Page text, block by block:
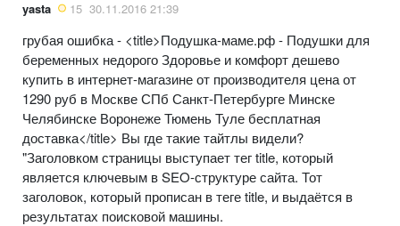
yasta 15 30.11.2016 21:39
грубая ошибка - <title>Подушка-маме.рф - Подушки для
беременных недорого Здоровье и комфорт дешево
купить в интернет-магазине от производителя цена от
1290 руб в Москве СПб Санкт-Петербурге Минске
Челябинске Воронеже Тюмень Туле бесплатная
доставка</title> Вы где такие тайтлы видели?
"Заголовком страницы выступает тег title, который
является ключевым в SEO-структуре сайта. Тот
заголовок, который прописан в теге title, и выдаётся в
результатах поисковой машины.